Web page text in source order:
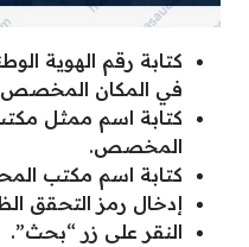
كتابة رقم الهوية
في المكان
كتابة اسم ممثل
المخصص.
كتابة اسم مكتب
إدخال رمز التحقق
النقر على زر “بحث”.